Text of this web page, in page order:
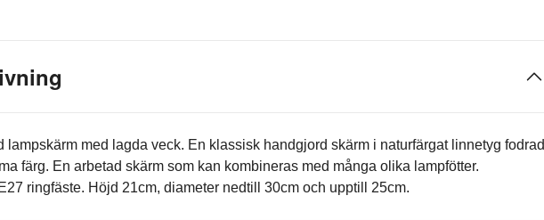
lampskärm med lagda veck. En klassisk handgjord skärm i naturfärgat linnetyg fodrad
färg. En arbetad skärm som kan kombineras med många olika lampfötter.
ringfäste. Höjd 21cm, diameter nedtill 30cm och upptill 25cm.